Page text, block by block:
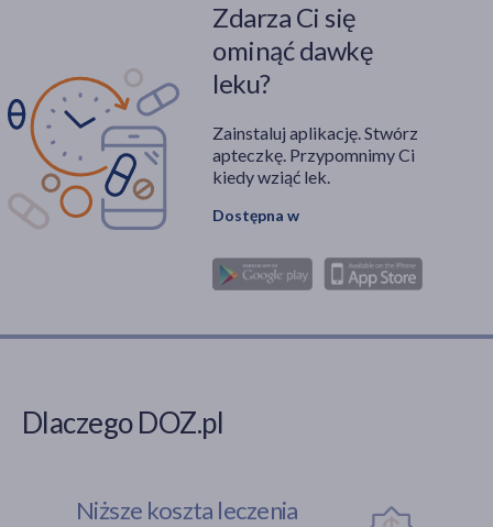
Zdarza Ci się
ominąć dawkę
leku?
Zainstaluj aplikację. Stwórz
apteczkę. Przypomnimy Ci
kiedy wziąć lek.
Dostępna w
Dlaczego DOZ.pl
Niższe koszta leczenia